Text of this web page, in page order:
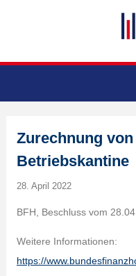
Zurechnung
Betriebskantine
28. April 2022
BFH, Beschluss vom
Weitere Informationen:
https://